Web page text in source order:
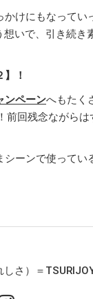
けにもなってい
いで、引き続き
】！
ンペーンへもたく
前回残念ながら
ーンで使ってい
さ）＝